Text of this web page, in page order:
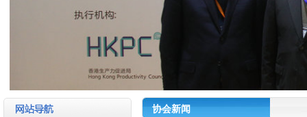
协会新闻